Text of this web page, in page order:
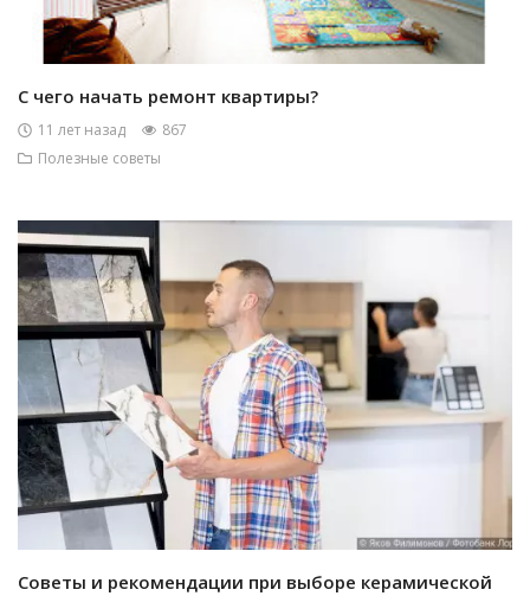
С чего начать ремонт квартиры?
11 лет назад
867
Полезные советы
Советы и рекомендации при выборе керамической